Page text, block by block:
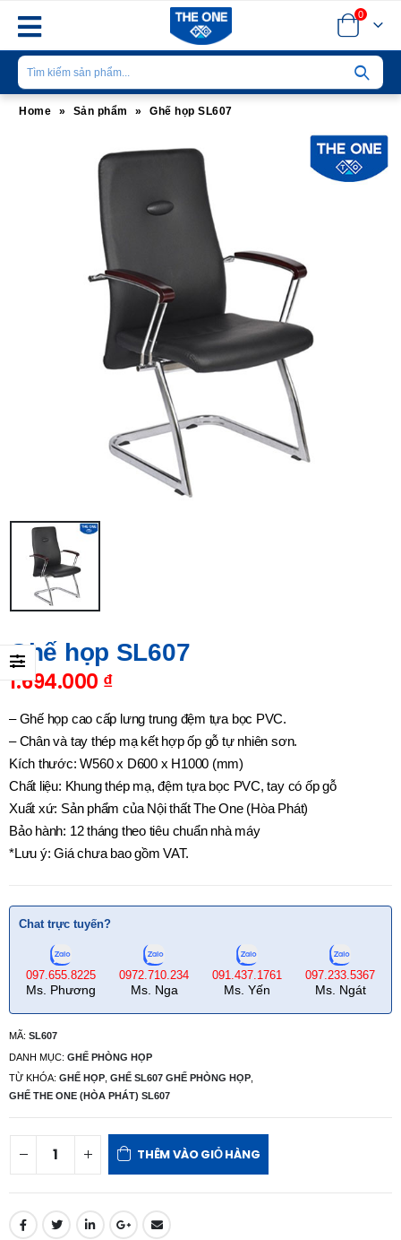
0
Home » Sản phẩm » Ghế họp SL607
Ghế họp SL607
1.694.000 ₫
– Ghế họp cao cấp lưng trung đệm tựa bọc PVC.
– Chân và tay thép mạ kết hợp ốp gỗ tự nhiên sơn.
Kích thước: W560 x D600 x H1000 (mm)
Chất liệu: Khung thép mạ, đệm tựa bọc PVC, tay có ốp gỗ
Xuất xứ: Sản phẩm của Nội thất The One (Hòa Phát)
Bảo hành: 12 tháng theo tiêu chuẩn nhà máy
*Lưu ý: Giá chưa bao gồm VAT.
Chat trực tuyến?
097.655.8225
Ms. Phương
0972.710.234
Ms. Nga
091.437.1761
Ms. Yến
097.233.5367
Ms. Ngát
MÃ: SL607
DANH MỤC: GHẾ PHÒNG HỌP
TỪ KHÓA: GHẾ HỌP GHẾ SL607 GHẾ PHÒNG HỌP
GHẾ THE ONE (HÒA PHÁT) SL607
THÊM VÀO GIỎ HÀNG